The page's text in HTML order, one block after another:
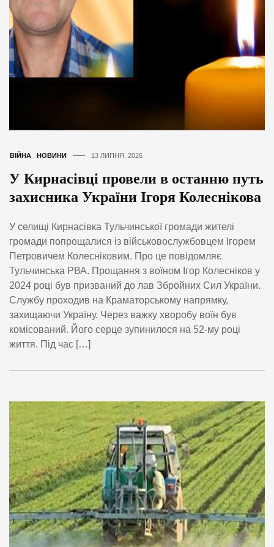
ВІЙНА , НОВИНИ 13 ЛИПНЯ, 2026
У Кирнасівці провели в останню путь
захисника України Ігоря Колеснікова
У селищі Кирнасівка Тульчинської громади жителі
громади попрощалися із військовослужбовцем Ігорем
Петровичем Колесніковим. Про це повідомляє
Тульчинська РВА. Прощання з воїном Ігор Колесніков у
2024 році був призваний до лав Збройних Сил України.
Службу проходив на Краматорському напрямку,
захищаючи Україну. Через важку хворобу воїн був
комісований. Його серце зупинилося на 52-му році
життя. Під час […]